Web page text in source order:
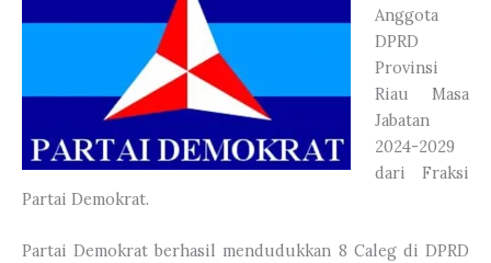
Anggota
DPRD
Provinsi
Riau Masa
Jabatan
2024-2029
dari Fraksi
Partai Demokrat.
Partai Demokrat berhasil mendudukkan 8 Caleg di DPRD